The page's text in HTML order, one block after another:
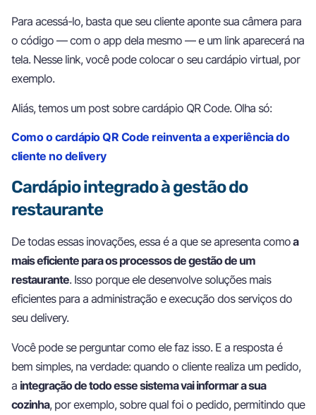
Para acessá-lo, basta que seu cliente aponte sua câmera para
o código — com o app dela mesmo — e um link aparecerá na
tela. Nesse link, você pode colocar o seu cardápio virtual, por
exemplo.
Aliás, temos um post sobre cardápio QR Code. Olha só:
Como o cardápio QR Code reinventa a experiência do
cliente no delivery
Cardápio integrado à gestão do
restaurante
De todas essas inovações, essa é a que se apresenta comoa
mais eficiente para os processos de gestão de um
restaurante. Isso porque ele desenvolve soluções mais
eficientes para a administração e execução dos serviços do
seu delivery.
Você pode se perguntar como ele faz isso. E a resposta é
bem simples, na verdade: quando o cliente realiza um pedido,
a integração de todo esse sistema vai informar a sua
cozinha, por exemplo, sobre qual foi o pedido, permitindo que